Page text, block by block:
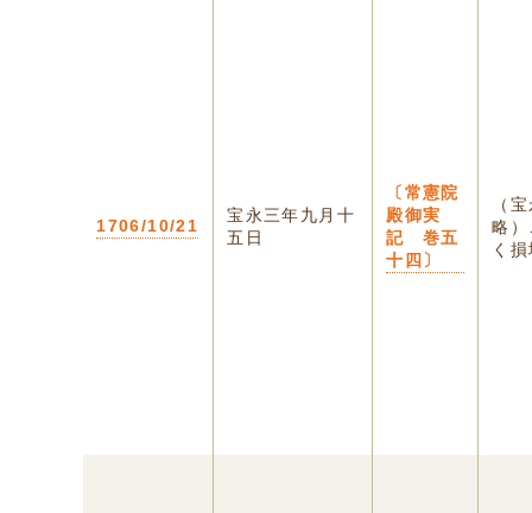
1706/10/21
宝永三年九月十
五日
〔常憲院
殿御実
記 巻五
十四〕
（
略）
く